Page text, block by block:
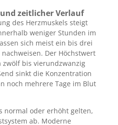
zeitlicher Verlauf
des Herzmuskels steigt
weniger Stunden im
sich meist ein bis drei
Der Höchstwert
bis vierundzwanzig
sinkt die Konzentration
noch mehrere Tage im Blut
normal oder erhöht gelten,
ab. Moderne